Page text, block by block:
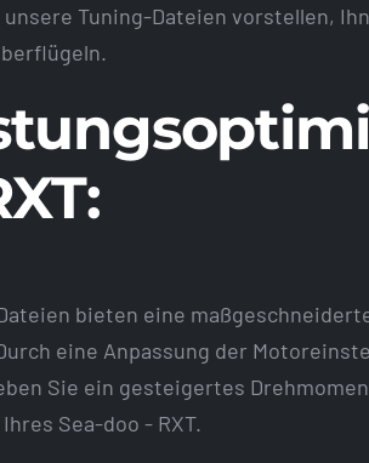
Tuning-Dateien vorstellen,
bieten eine
eine Anpassung der
Sie ein gesteigertes
Sea-doo - RXT.